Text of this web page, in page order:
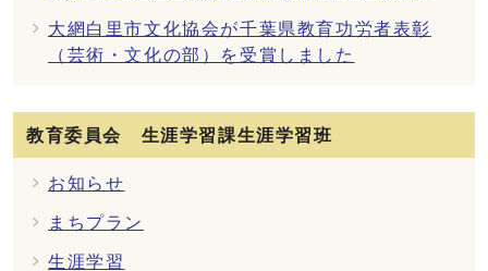
大網白里市文化協会が千葉県教育功労者表彰
（芸術・文化の部）を受賞しました
教育委員会 生涯学習課生涯学習班
お知らせ
まちプラン
生涯学習